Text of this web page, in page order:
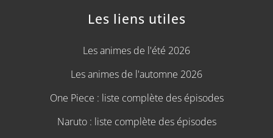
Les liens utiles
Les animes de l'été 2026
Les animes de l'automne 2026
One Piece : liste complète des épisodes
Naruto : liste complète des épisodes